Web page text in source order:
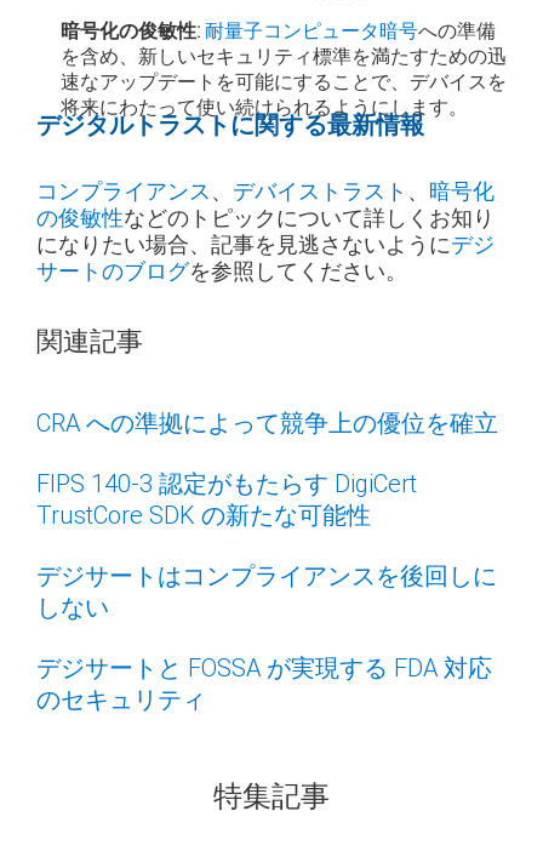
暗号化の俊敏性: 耐量子コンピュータ暗号への準備
を含め、新しいセキュリティ標準を満たすための迅
速なアップデートを可能にすることで、デバイスを
将来にわたって使い続けられるようにします。
デジタルトラストに関する最新情報
コンプライアンス、 デバイストラスト 、 暗号化
の俊敏性などのトピックについて詳しくお知り
になりたい場合、記事を見逃さないようにデジ
サートのブログを参照してください。
関連記事
CRA への準拠によって競争上の優位を確立
FIPS 140-3 認定がもたらす DigiCert
TrustCore SDK の新たな可能性
デジサートはコンプライアンスを後回しに
しない
デジサートと FOSSA が実現する FDA 対応
のセキュリティ
特集記事